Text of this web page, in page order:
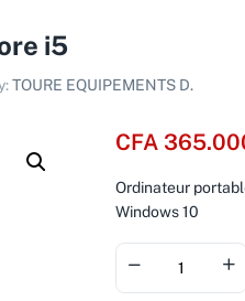
i5
TOURE EQUIPEMENTS D.
CFA
Ordinateur
Windows 10